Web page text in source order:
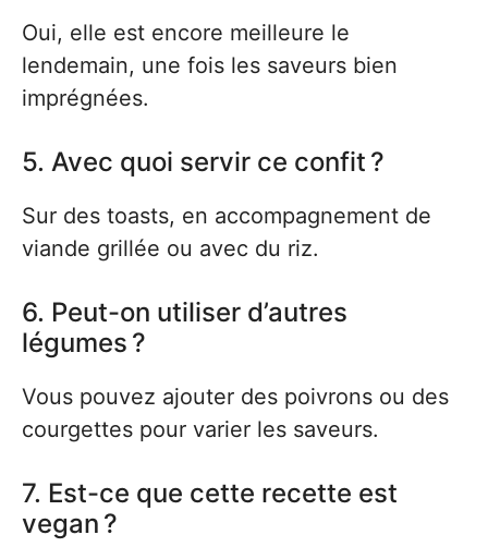
Oui, elle est encore meilleure le
lendemain, une fois les saveurs bien
imprégnées.
5. Avec quoi servir ce confit ?
Sur des toasts, en accompagnement de
viande grillée ou avec du riz.
6. Peut-on utiliser d’autres
légumes ?
Vous pouvez ajouter des poivrons ou des
courgettes pour varier les saveurs.
7. Est-ce que cette recette est
vegan ?